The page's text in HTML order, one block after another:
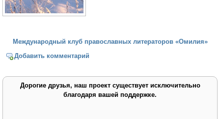
Международный клуб православных литераторов «Омилия»
Добавить комментарий
Дорогие друзья, наш проект существует исключительно
благодаря вашей поддержке.